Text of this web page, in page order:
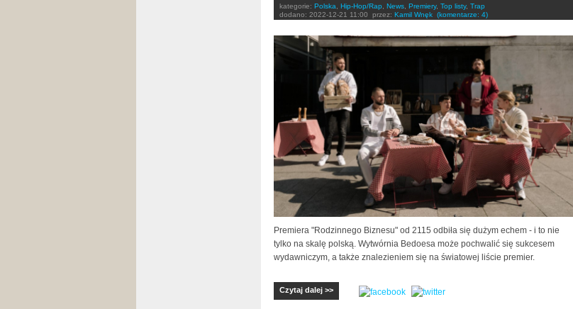
kategorie: Polska Hip-Hop/Rap News Premiery, Top listy, Trap
dodano: 2022-12-21 11:00 przez: Kamil Wnęk (komentarze: 4)
Premiera "Rodzinnego Biznesu" od 2115 odbiła się dużym echem - i to nie
tylko na skalę polską. Wytwórnia Bedoesa może pochwalić się sukcesem
wydawniczym, a także znalezieniem się na światowej liście premier.
Czytaj dalej >>